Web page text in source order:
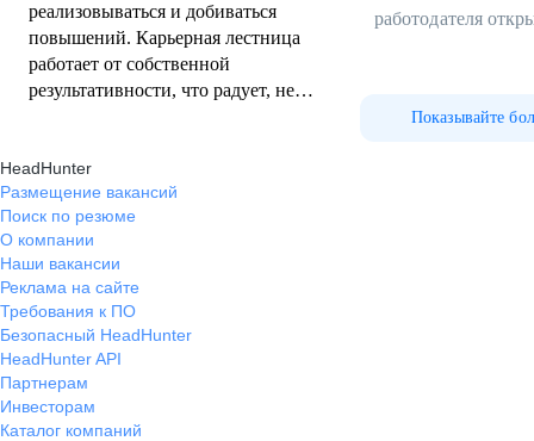
реализовываться и добиваться
повышений. Карьерная лестница
работает от собственной
результативности, что радует, не
начальство хорошие
работодателя
Показывайте
HeadHunter
Размещение вакансий
Поиск по резюме
О компании
Наши вакансии
Реклама на сайте
Требования к ПО
Безопасный HeadHunter
HeadHunter API
Партнерам
Инвесторам
Каталог компаний